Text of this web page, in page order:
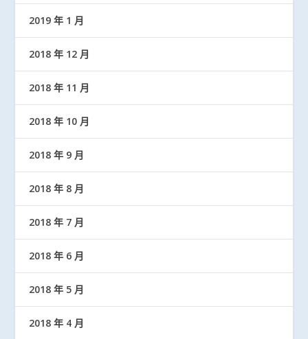
2019 年 1 月
2018 年 12 月
2018 年 11 月
2018 年 10 月
2018 年 9 月
2018 年 8 月
2018 年 7 月
2018 年 6 月
2018 年 5 月
2018 年 4 月